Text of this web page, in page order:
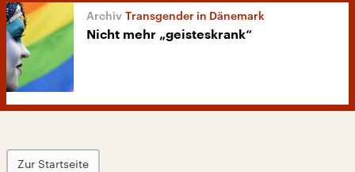
Transgender in Dänemark
Nicht mehr „geisteskrank“
Zur Startseite